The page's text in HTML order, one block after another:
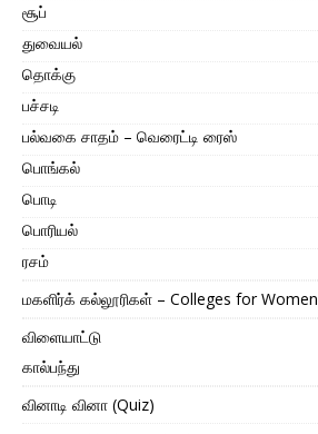
சூப்
துவையல்
தொக்கு
பச்சடி
பல்வகை சாதம் – வெரைட்டி ரைஸ்
பொங்கல்
பொடி
பொரியல்
ரசம்
மகளிர்க் கல்லூரிகள் – Colleges for Women
விளையாட்டு
கால்பந்து
வினாடி வினா (Quiz)